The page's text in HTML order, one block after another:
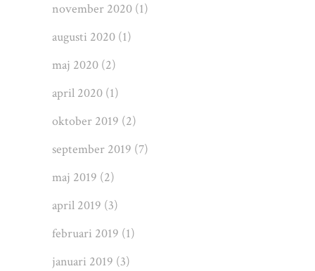
november 2020 (1)
augusti 2020 (1)
maj 2020 (2)
april 2020 (1)
oktober 2019 (2)
september 2019 (7)
maj 2019 (2)
april 2019 (3)
februari 2019 (1)
januari 2019 (3)